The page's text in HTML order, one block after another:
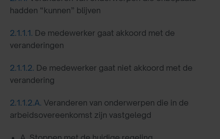
hadden “kunnen” blijven
2.1.1.1. De medewerker gaat akkoord met de
veranderingen
2.1.1.2. De medewerker gaat niet akkoord met de
verandering
2.1.1.2.A. Veranderen van onderwerpen die in de
arbeidsovereenkomst zijn vastgelegd